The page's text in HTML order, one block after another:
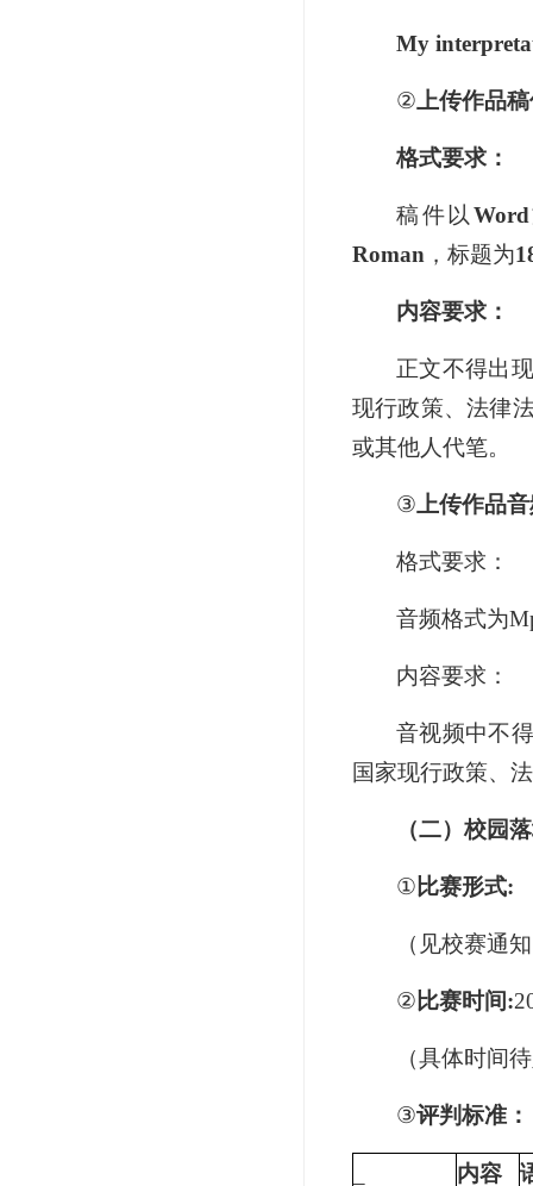
My
② 上传作品
格式要求：
稿件以 Word
Roman ，标题为
内容要求：
正文不得出
现行政策、法律
或其他人代笔。
③ 上传作品
格式要求：
音频格式为
内容要求：
音视频中不
国家现行政策、
（二）校园
① 比赛形式:
（见校赛通
② 比赛时间:
（具体时间
③评判标准：
内容